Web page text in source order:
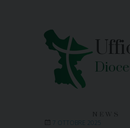
7 OTTOBRE 2025